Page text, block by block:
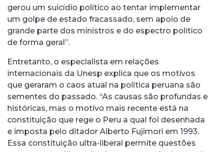
gerou um suicídio político ao tentar implementar
um golpe de estado fracassado, sem apoio de
grande parte dos ministros e do espectro político
de forma geral”.
Entretanto, o especialista em relações
internacionais da Unesp explica que os motivos
que geraram o caos atual na política peruana são
sementes do passado. “As causas são profundas e
históricas, mas o motivo mais recente está na
constituição que rege o Peru a qual foi desenhada
e imposta pelo ditador Alberto Fujimori em 1993.
Essa constituição ultra-liberal permite questões